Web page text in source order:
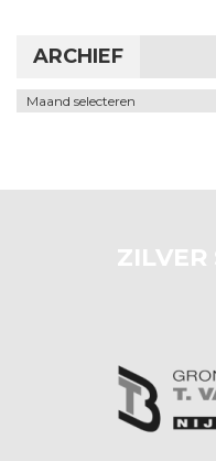
ARCHIEF
Archief
ZILVER